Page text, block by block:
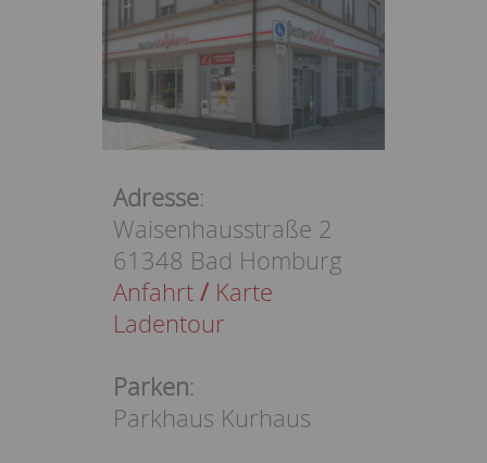
Adresse:
Waisenhausstraße 2
61348 Bad Homburg
Anfahrt/ Karte
Ladentour
Parken:
Parkhaus Kurhaus